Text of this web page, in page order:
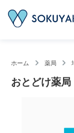
ホーム 薬局
おとどけ薬局